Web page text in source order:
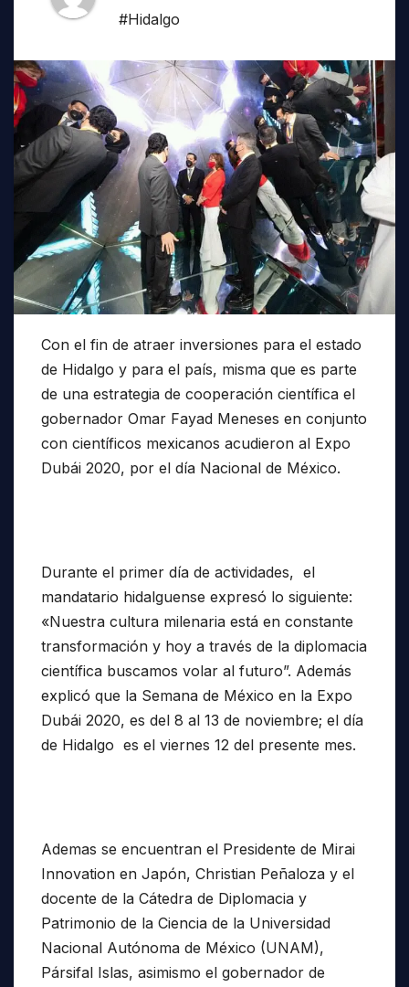
#Hidalgo
Con el fin de atraer inversiones para el estado
de Hidalgo y para el país, misma que es parte
de una estrategia de cooperación científica el
gobernador Omar Fayad Meneses en conjunto
con científicos mexicanos acudieron al Expo
Dubái 2020, por el día Nacional de México.
Durante el primer día de actividades, el
mandatario hidalguense expresó lo siguiente:
«Nuestra cultura milenaria está en constante
transformación y hoy a través de la diplomacia
científica buscamos volar al futuro”. Además
explicó que la Semana de México en la Expo
Dubái 2020, es del 8 al 13 de noviembre; el día
de Hidalgo es el viernes 12 del presente mes.
Ademas se encuentran el Presidente de Mirai
Innovation en Japón, Christian Peñaloza y el
docente de la Cátedra de Diplomacia y
Patrimonio de la Ciencia de la Universidad
Nacional Autónoma de México (UNAM),
Pársifal Islas, asimismo el gobernador de